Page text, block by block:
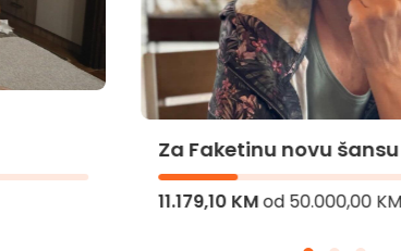
Za Faketinu novu šansu
11.179,10 KMod 50.000,00 KM